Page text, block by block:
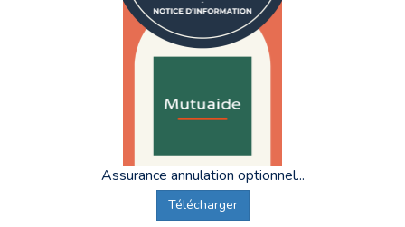
Assurance annulation optionnel...
Télécharger